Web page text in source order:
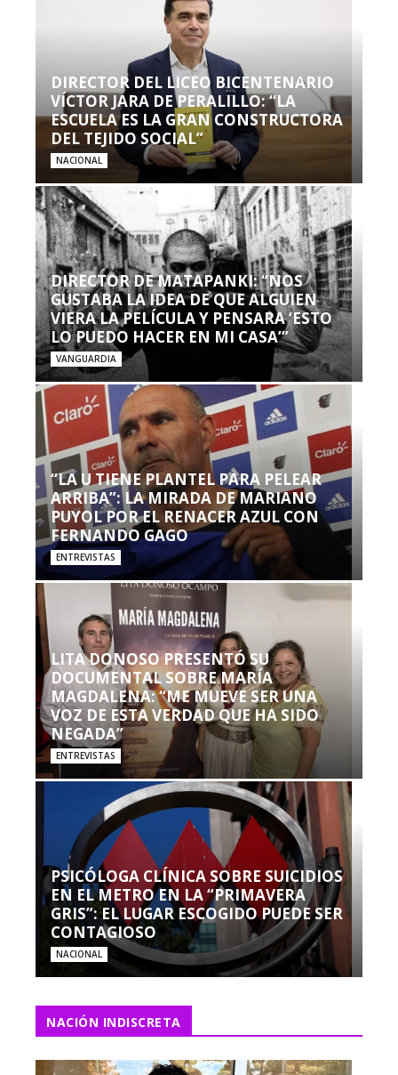
DIRECTOR DEL LICEO BICENTENARIO
VÍCTOR JARA DE PERALILLO: “LA
ESCUELA ES LA GRAN CONSTRUCTORA
DEL TEJIDO SOCIAL”
NACIONAL
DIRECTOR DE MATAPANKI: “NOS
GUSTABA LA IDEA DE QUE ALGUIEN
VIERA LA PELÍCULA Y PENSARA ‘ESTO
LO PUEDO HACER EN MI CASA’”
VANGUARDIA
“LA U TIENE PLANTEL PARA PELEAR
ARRIBA”: LA MIRADA DE MARIANO
PUYOL POR EL RENACER AZUL CON
FERNANDO GAGO
ENTREVISTAS
LITA DONOSO PRESENTÓ SU
DOCUMENTAL SOBRE MARÍA
MAGDALENA: “ME MUEVE SER UNA
VOZ DE ESTA VERDAD QUE HA SIDO
NEGADA”
ENTREVISTAS
PSICÓLOGA CLÍNICA SOBRE SUICIDIOS
EN EL METRO EN LA “PRIMAVERA
GRIS”: EL LUGAR ESCOGIDO PUEDE SER
CONTAGIOSO
NACIONAL
NACIÓN INDISCRETA